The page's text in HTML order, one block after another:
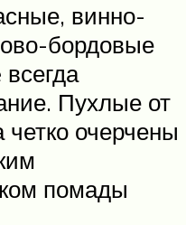
винно-
бордовые
Пухлые от
очерчены
помады